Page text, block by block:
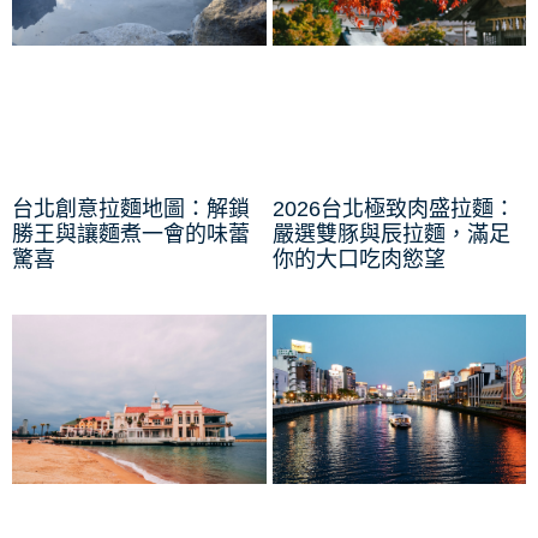
台北創意拉麵地圖：解鎖
勝王與讓麵煮一會的味蕾
驚喜
2026台北極致肉盛拉麵：
嚴選雙豚與辰拉麵，滿足
你的大口吃肉慾望